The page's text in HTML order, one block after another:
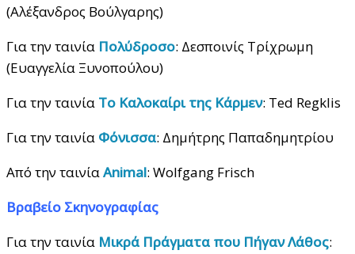
(Αλέξανδρος Βούλγαρης)
Για την ταινία Πολύδροσο: Δεσποινίς Τρίχρωμη
(Ευαγγελία Ξυνοπούλου)
Για την ταινία Το Καλοκαίρι της Κάρμεν: Ted Regklis
Για την ταινία Φόνισσα: Δημήτρης Παπαδημητρίου
Από την ταινίαAnimal: Wolfgang Frisch
Βραβείο Σκηνογραφίας
Για την ταινία Μικρά Πράγματα που Πήγαν Λάθος: